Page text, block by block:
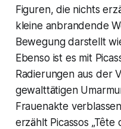
Figuren, die nichts
kleine anbrandende
Bewegung darstellt
Ebenso ist es mit
Radierungen aus der
gewalttätigen
Frauenakte
erzählt Picassos